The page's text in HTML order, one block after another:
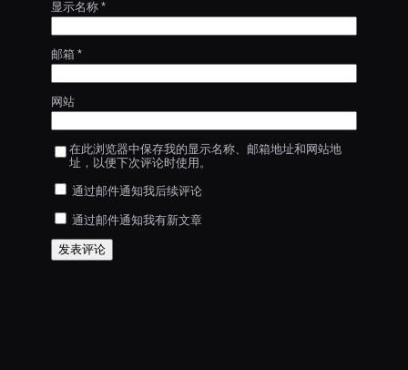
显示名称*
邮箱*
网站
在此浏览器中保存我的显示名称、邮箱地址和网站地
址，以便下次评论时使用。
通过邮件通知我后续评论
通过邮件通知我有新文章